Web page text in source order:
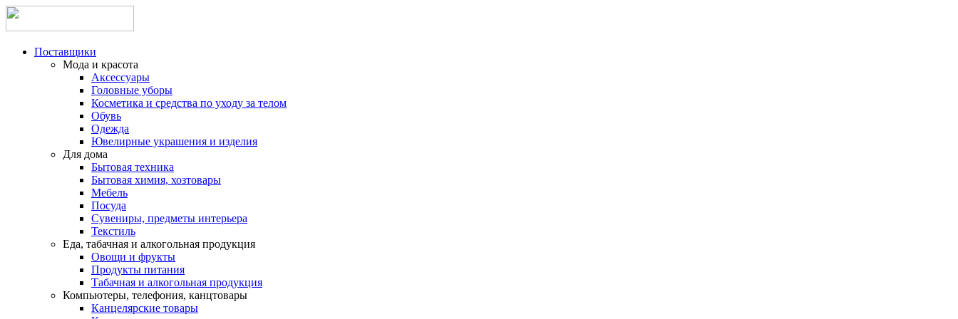
Поставщики
Мода и красота
Аксессуары
Головные уборы
Косметика и средства по уходу за телом
Обувь
Одежда
Ювелирные украшения и изделия
Для дома
Бытовая техника
Бытовая химия, хозтовары
Мебель
Посуда
Сувениры, предметы интерьера
Текстиль
Еда, табачная и алкогольная продукция
Овощи и фрукты
Продукты питания
Табачная и алкогольная продукция
Компьютеры, телефония, канцтовары
Канцелярские товары